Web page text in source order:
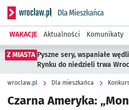
Serwis informacyjny wroclaw.pl
WAKACJE Aktualności Komunikaty
Z MIASTA Pyszne sery, wspaniałe
Rynku do niedzieli trwa
wroclaw.pl Dla mieszkańca
Czarna Ameryka: